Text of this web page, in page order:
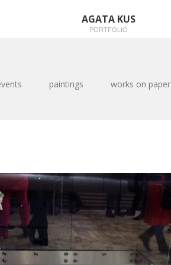
AGATA KUS
PORTFOLIO
paintings works on paper